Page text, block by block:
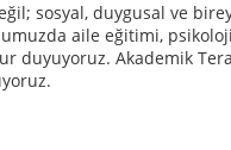
sosyal, duygusal ve
aile eğitimi,
duyuyoruz. Akademik